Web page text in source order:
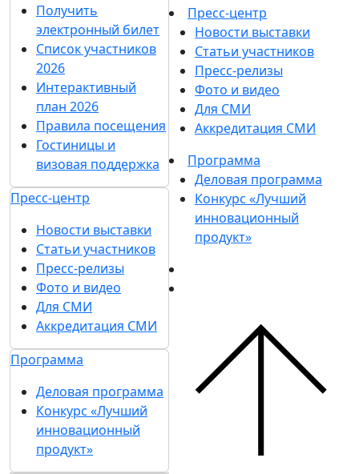
Получить
электронный билет
Список участников
2026
Интерактивный
план 2026
Правила посещения
Гостиницы и
визовая поддержка
Пресс-центр
Новости выставки
Статьи участников
Пресс-релизы
Фото и видео
Для СМИ
Аккредитация СМИ
Программа
Деловая программа
Конкурс «Лучший
инновационный
продукт»
Пресс-центр
Новости выставки
Статьи участников
Пресс-релизы
Фото и видео
Для СМИ
Аккредитация СМИ
Программа
Деловая программа
Конкурс «Лучший
инновационный
продукт»